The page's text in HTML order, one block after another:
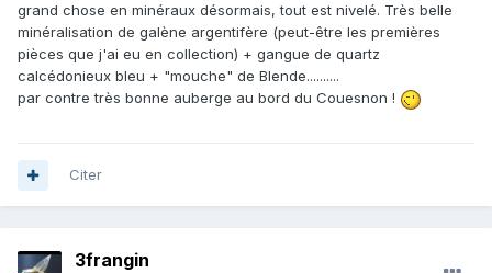
grand chose en minéraux désormais, tout est nivelé. Très belle
minéralisation de galène argentifère (peut-être les premières
pièces que j'ai eu en collection) + gangue de quartz
calcédonieux bleu + "mouche" de Blende..........
par contre très bonne auberge au bord du Couesnon !
Citer
3frangin